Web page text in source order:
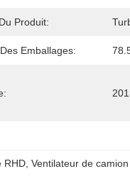
Produit:
Emballages:
RHD , Ventilateur de